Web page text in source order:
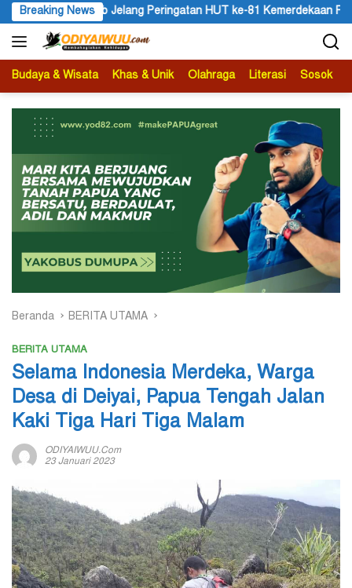
Langsung
ke
konten
Breaking News
ke-81 Kemerdekaan RI PKB Minta Mendagri Tito
Budaya & Wisata Khas & Unik Olahraga Literasi Sosok
Beranda BERITA UTAMA
BERITA UTAMA
Selama Indonesia Merdeka, Warga
Desa di Deiyai, Papua Tengah Jalan
Kaki Tiga Hari Tiga Malam
ODIYAIWUU.com
23 Januari 2023